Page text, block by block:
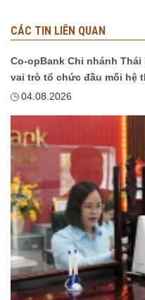
CÁC TIN LIÊN QUAN
Co-opBank Chi nhánh
vai trò tổ chức đầu mối hệ
04.08.2026